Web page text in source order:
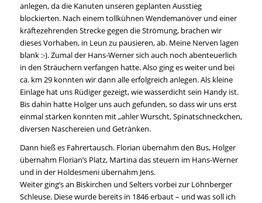
anlegen, da die Kanuten unseren geplanten Ausstieg
blockierten. Nach einem tollkühnen Wendemanöver und einer
kräftezehrenden Strecke gegen die Strömung, brachen wir
dieses Vorhaben, in Leun zu pausieren, ab. Meine Nerven lagen
blank :-). Zumal der Hans-Werner sich auch noch abenteuerlich
in den Sträuchern verfangen hatte. Also ging es weiter und bei
ca. km 29 konnten wir dann alle erfolgreich anlegen. Als kleine
Einlage hat uns Rüdiger gezeigt, wie wasserdicht sein Handy ist.
Bis dahin hatte Holger uns auch gefunden, so dass wir uns erst
einmal stärken konnten mit „ahler Wurscht, Spinatschneckchen,
diversen Naschereien und Getränken.
Dann hieß es Fahrertausch. Florian übernahm den Bus, Holger
übernahm Florian’s Platz, Martina das steuern im Hans-Werner
und in der Holdesmeni übernahm Jens.
Weiter ging’s an Biskirchen und Selters vorbei zur Löhnberger
Schleuse. Diese wurde bereits in 1846 erbaut – und was soll ich